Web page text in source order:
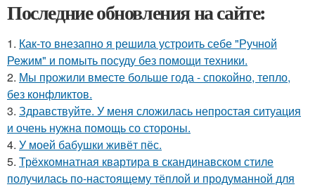
Последние обновления на сайте:
1. Как-то внезапно я решила устроить себе "Ручной
Режим" и помыть посуду без помощи техники.
2. Мы прожили вместе больше года - спокойно, тепло,
без конфликтов.
3. Здравствуйте. У меня сложилась непростая ситуация
и очень нужна помощь со стороны.
4. У моей бабушки живёт пёс.
5. Трёхкомнатная квартира в скандинавском стиле
получилась по-настоящему тёплой и продуманной для